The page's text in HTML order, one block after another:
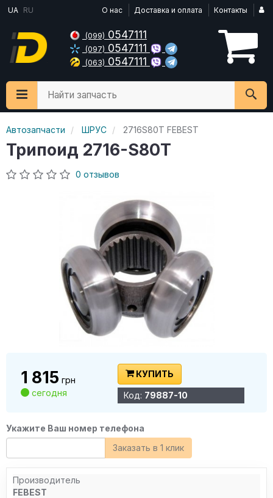
UA RU О нас Доставка и оплата Контакты
(099) 0547111
(097) 0547111
(063) 0547111
Найти запчасть
Автозапчасти ШРУС 2716S80T FEBEST
Трипоид 2716-S80T
0 отзывов
1 815 грн
сегодня
КУПИТЬ
Код: 79887-10
Укажите Ваш номер телефона
Заказать в 1 клик
Производитель
FEBEST